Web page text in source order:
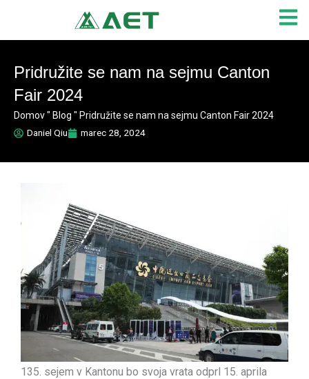
content
Pridružite se nam na sejmu Canton
Fair 2024
Domov" Blog " Pridružite se nam na sejmu Canton Fair 2024
Daniel Qiu
marec 28, 2024
135. sejem v Kantonu bo svoja vrata odprl 15. aprila